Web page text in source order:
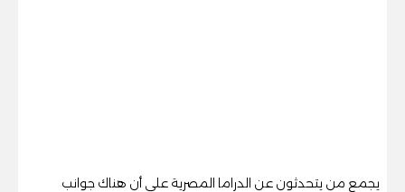
يجمع من يتحدثون عن الدراما المصرية على أن هناك جوانب